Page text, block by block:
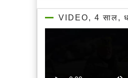
VIDEO, 4 साल,